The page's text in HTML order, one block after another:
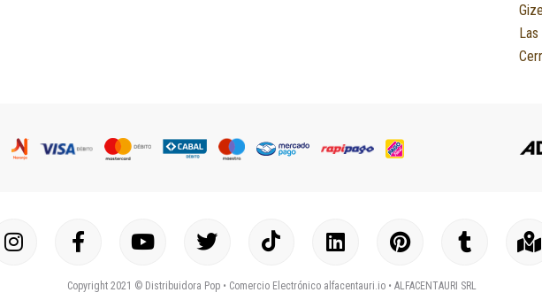
I
n
F
a
e
Y
o
t
T
w
t
I
c
n
L
i
k
P
i
t
T
u
b
M
a
Copyright 2021 © Distribuidora Pop • Comercio Electrónico alfacentauri.io• ALFACENTAURI SRL